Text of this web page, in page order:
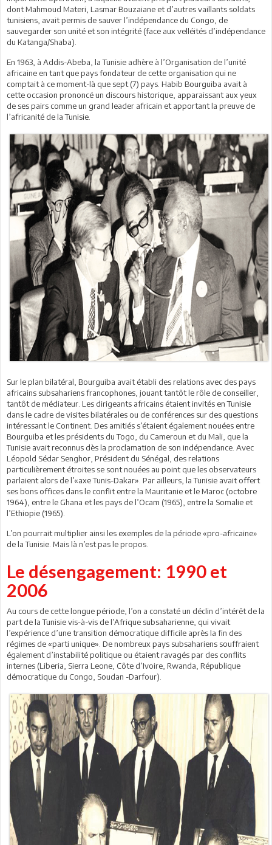
dont Mahmoud Materi, Lasmar Bouzaiane et d’autres vaillants soldats
tunisiens, avait permis de sauver l’indépendance du Congo, de
sauvegarder son unité et son intégrité (face aux velléités d’indépendance
du Katanga/Shaba).
En 1963, à Addis-Abeba, la Tunisie adhère à l’Organisation de l’unité
africaine en tant que pays fondateur de cette organisation qui ne
comptait à ce moment-là que sept (7) pays. Habib Bourguiba avait à
cette occasion prononcé un discours historique, apparaissant aux yeux
de ses pairs comme un grand leader africain et apportant la preuve de
l’africanité de la Tunisie.
Sur le plan bilatéral, Bourguiba avait établi des relations avec des pays
africains subsahariens francophones, jouant tantôt le rôle de conseiller,
tantôt de médiateur. Les dirigeants africains étaient invités en Tunisie
dans le cadre de visites bilatérales ou de conférences sur des questions
intéressant le Continent. Des amitiés s’étaient également nouées entre
Bourguiba et les présidents du Togo, du Cameroun et du Mali, que la
Tunisie avait reconnus dès la proclamation de son indépendance. Avec
Léopold Sédar Senghor, Président du Sénégal, des relations
particulièrement étroites se sont nouées au point que les observateurs
parlaient alors de l’«axe Tunis-Dakar». Par ailleurs, la Tunisie avait offert
ses bons offices dans le conflit entre la Mauritanie et le Maroc (octobre
1964), entre le Ghana et les pays de l’Ocam (1965), entre la Somalie et
l’Ethiopie (1965).
L’on pourrait multiplier ainsi les exemples de la période «pro-africaine»
de la Tunisie. Mais là n’est pas le propos.
Le désengagement: 1990 et
2006
Au cours de cette longue période, l’on a constaté un déclin d’intérêt de la
part de la Tunisie vis-à-vis de l’Afrique subsaharienne, qui vivait
l’expérience d’une transition démocratique difficile après la fin des
régimes de «parti unique». De nombreux pays subsahariens souffraient
également d’instabilité politique ou étaient ravagés par des conflits
internes (Liberia, Sierra Leone, Côte d’Ivoire, Rwanda, République
démocratique du Congo, Soudan -Darfour).